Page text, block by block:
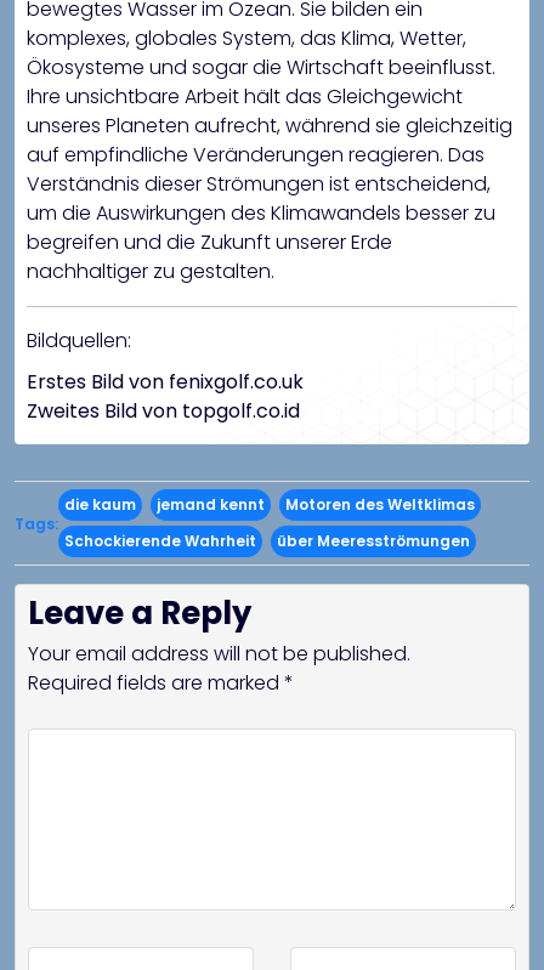
bewegtes Wasser im Ozean. Sie bilden ein
komplexes, globales System, das Klima, Wetter,
Ökosysteme und sogar die Wirtschaft beeinflusst.
Ihre unsichtbare Arbeit hält das Gleichgewicht
unseres Planeten aufrecht, während sie gleichzeitig
auf empfindliche Veränderungen reagieren. Das
Verständnis dieser Strömungen ist entscheidend,
um die Auswirkungen des Klimawandels besser zu
begreifen und die Zukunft unserer Erde
nachhaltiger zu gestalten.
Bildquellen:
Erstes Bild von fenixgolf.co.uk
Zweites Bild von topgolf.co.id
Tags:
die kaum jemand kennt
Motoren des Weltklimas
Schockierende Wahrheit
über Meeresströmungen
Leave a Reply
Your email address will not be published.
Required fields are marked *